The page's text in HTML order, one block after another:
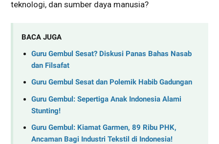
teknologi, dan sumber daya manusia?
BACA JUGA
Guru Gembul Sesat? Diskusi Panas Bahas Nasab
dan Filsafat
Guru Gembul Sesat dan Polemik Habib Gadungan
Guru Gembul: Sepertiga Anak Indonesia Alami
Stunting!
Guru Gembul: Kiamat Garmen, 89 Ribu PHK,
Ancaman Bagi Industri Tekstil di Indonesia!